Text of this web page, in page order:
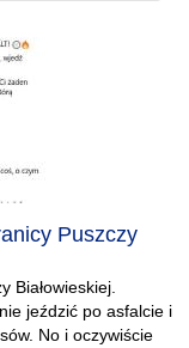
Puszczy
Białowieskiej.
jeździć po asfalcie i
No i oczywiście